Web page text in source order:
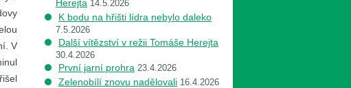
V
Herejta 14.5.2026
K bodu na hřišti lídra nebylo daleko
7.5.2026
Další vítězství v režii Tomáše Herejta
30.4.2026
První jarní prohra 23.4.2026
Zelenobílí znovu nadělovali 16.4.2026